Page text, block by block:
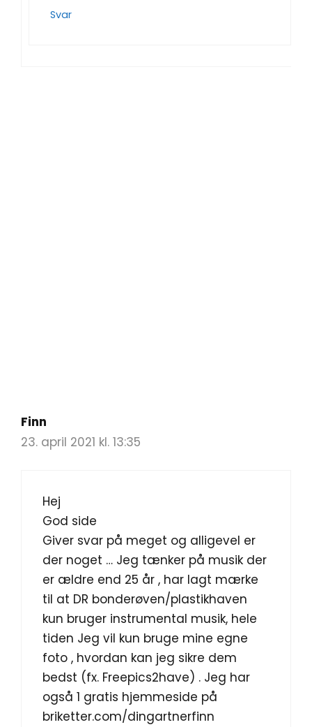
Svar
Finn
23. april 2021 kl. 13:35
Hej
God side
Giver svar på meget og alligevel er
der noget … Jeg tænker på musik der
er ældre end 25 år , har lagt mærke
til at DR bonderøven/plastikhaven
kun bruger instrumental musik, hele
tiden Jeg vil kun bruge mine egne
foto , hvordan kan jeg sikre dem
bedst (fx. Freepics2have) . Jeg har
også 1 gratis hjemmeside på
briketter.com/dingartnerfinn